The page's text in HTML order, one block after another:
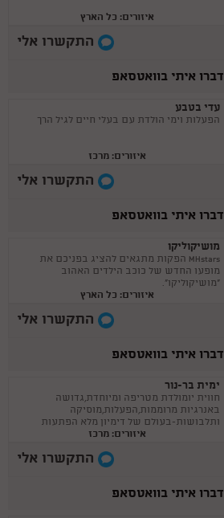
איזורים: כל הארץ
התקשרו אלי
דברו איתי בוואטסאפ
עדי בטבע
הפעלות וימי הולדת עם בעלי חיים לגיל הרך
איזורים: מרכז
התקשרו אלי
דברו איתי בוואטסאפ
מושיקוליקו
MHstars הפקות מתגאים להציג בפניכם את
מופעו החדש של כוכב הילדים האהוב
"מושיקוליקו".
איזורים: כל הארץ
התקשרו אלי
דברו איתי בוואטסאפ
ימית בר-נור
חווית יומולדת מטריפה ומיוחדת,גדושה
באנרגיות מרוממות,הפעלות,מוסיקה
ותלבושות-בעולם של דימיון מלא הפתעות
איזורים: מרכז
התקשרו אלי
דברו איתי בוואטסאפ